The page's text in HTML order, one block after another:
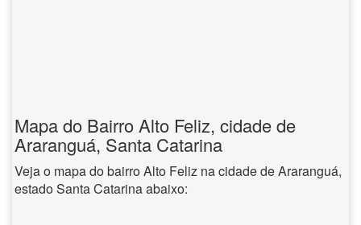
Mapa do Bairro Alto Feliz, cidade de
Araranguá, Santa Catarina
Veja o mapa do bairro Alto Feliz na cidade de Araranguá,
estado Santa Catarina abaixo: